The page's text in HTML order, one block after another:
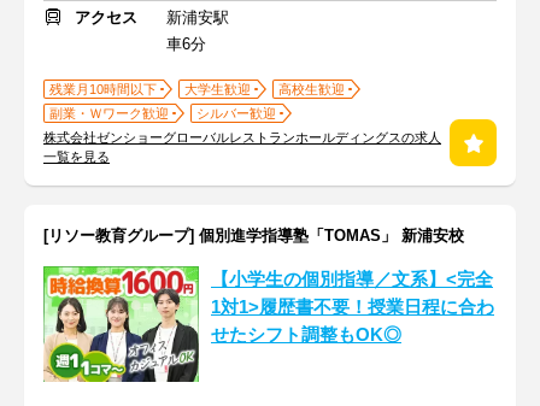
アクセス
新浦安駅
車6分
残業月10時間以下 大学生歓迎
高校生歓迎
副業・Ｗワーク歓迎
シルバー歓迎
株式会社ゼンショーグローバルレストランホールディングスの求人
一覧を見る
[リソー教育グループ] 個別進学指導塾「TOMAS」 新浦安校
【小学生の個別指導／文系】<完全
1対1>履歴書不要！授業日程に合わ
せたシフト調整もOK◎